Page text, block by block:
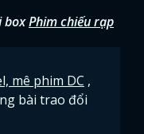
boxPhim chiếu rạp
mê phim DC ,
bài trao đổi